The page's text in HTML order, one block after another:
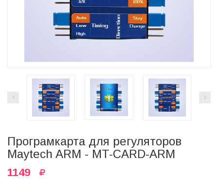
Програмкарта для регуляторов
Maytech ARM - MT-CARD-ARM
1149